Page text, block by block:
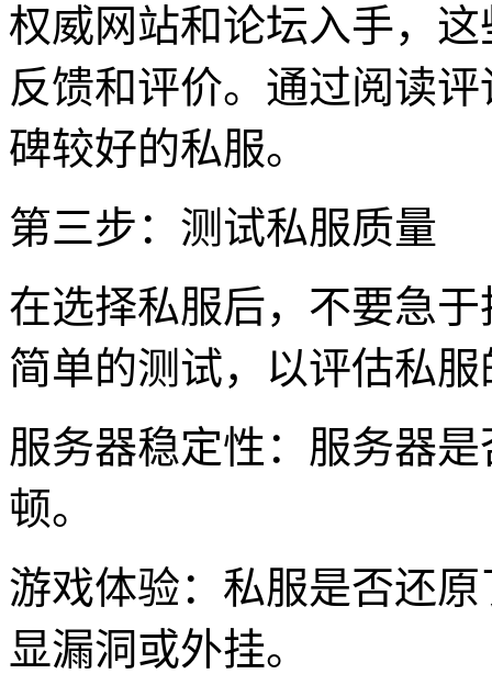
权威网站和论坛入手，
反馈和评价。通过阅读
碑较好的私服。
第三步：测试私服质量
在选择私服后，不要急
简单的测试，以评估私
服务器稳定性：服务器
顿。
游戏体验：私服是否还
显漏洞或外挂。